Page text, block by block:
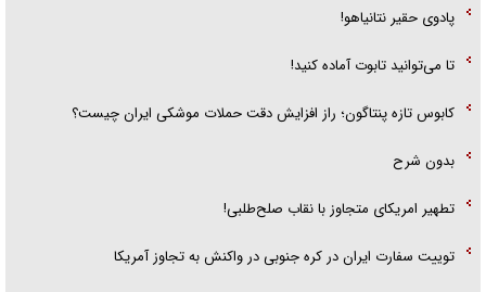
پادوی حقیر نتانیاهو!
تا می‌توانید تابوت آماده کنید!
کابوس تازه پنتاگون؛ راز افزایش دقت حملات موشکی ایران چیست؟
بدون شرح
تطهیر امریکای متجاوز با نقاب صلح‌طلبی!
توییت سفارت ایران در کره جنوبی در واکنش به تجاوز آمریکا